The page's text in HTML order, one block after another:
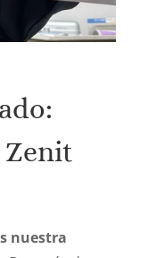
Zenit
nuestra